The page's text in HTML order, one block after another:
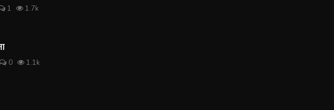
1 1.7k
0 1.1k